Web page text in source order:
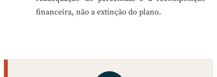
financeira, não a extinção do plano.